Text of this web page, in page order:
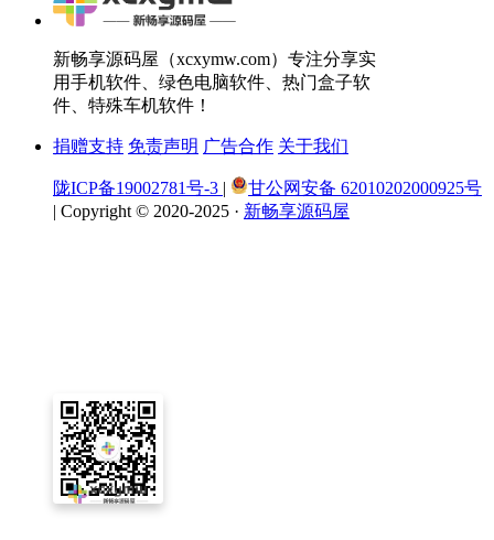
新畅享源码屋（xcxymw.com）专注分享实
用手机软件、绿色电脑软件、热门盒子软
件、特殊车机软件！
捐赠支持 免责声明 广告合作 关于我们
陇ICP备19002781号-3 |
甘公网安备 62010202000925号
| Copyright © 2020-2025 · 新畅享源码屋